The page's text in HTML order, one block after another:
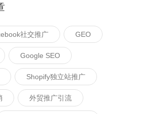
社交推广 GEO
Google SEO
Shopify独立站推广
外贸推广引流